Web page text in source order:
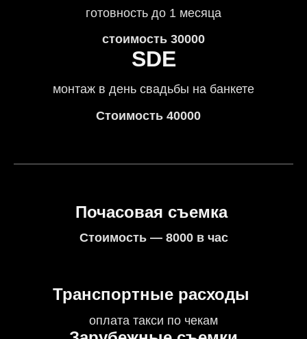
готовность до 1 месяца
стоимость 30000
SDE
монтаж в день свадьбы на банкете
Стоимость 40000
Почасовая съемка
Стоимость — 8000 в час
Транспортные расходы
оплата такси по чекам